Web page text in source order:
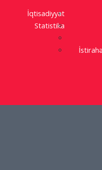
İqtisadiyyat
Statistika